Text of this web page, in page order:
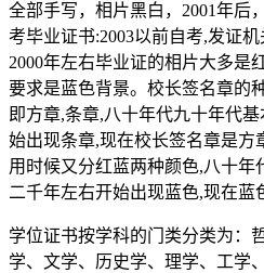
全部手写，相片黑白，2001年后
考毕业证书:2003以前自考,发证
2000年左右毕业证的相片大多是
要求是蓝色背景。校长签名章的
即方章,条章,八十年代九十年代
始出现条章,现在校长签名章是方
用时候又分红蓝两种颜色,八十年
二千年左右开始出现蓝色,现在蓝
学位证书按学科的门类分类为：
学、文学、历史学、理学、工学